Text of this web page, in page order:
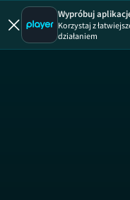
Wypróbuj
Korzystaj z
działaniem